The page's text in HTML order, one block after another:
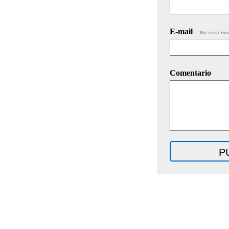
E-mail No será
Comentario